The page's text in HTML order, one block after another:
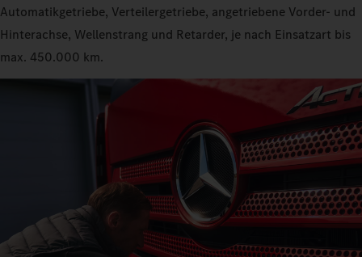
Automatikgetriebe, Verteilergetriebe, angetriebene Vorder- und
Hinterachse, Wellenstrang und Retarder, je nach Einsatzart bis
max. 450.000 km.